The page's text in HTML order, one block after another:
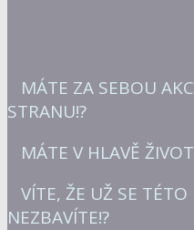
MÁTE ZA SEBOU
STRANU!?
MÁTE V HLAVĚ
VÍTE, ŽE UŽ SE
NEZBAVÍTE!?